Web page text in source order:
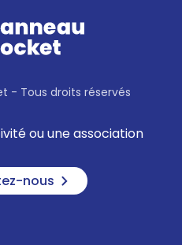
- Tous droits réservés
ou une association
nous